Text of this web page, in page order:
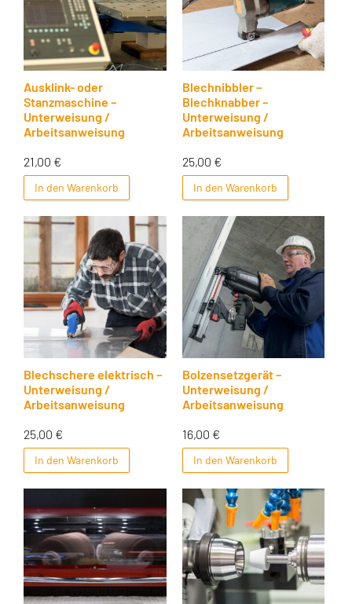
Ausklink- oder
Stanzmaschine –
Unterweisung /
Arbeitsanweisung
21,00 €
In den Warenkorb
Blechnibbler –
Blechknabber –
Unterweisung /
Arbeitsanweisung
25,00 €
In den Warenkorb
Blechschere elektrisch –
Unterweisung /
Arbeitsanweisung
25,00 €
In den Warenkorb
Bolzensetzgerät –
Unterweisung /
Arbeitsanweisung
16,00 €
In den Warenkorb